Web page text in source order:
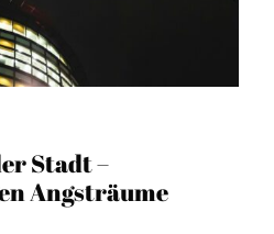
Stadt –
Angsträume